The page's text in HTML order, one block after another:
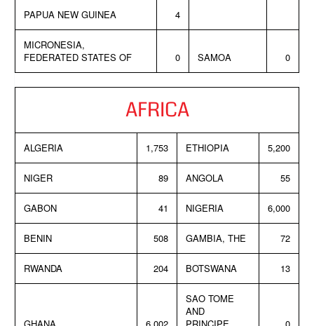
PAPUA NEW GUINEA 4
MICRONESIA,
FEDERATED STATES OF
0 SAMOA 0
AFRICA
ALGERIA 1,753 ETHIOPIA 5,200
NIGER 89 ANGOLA 55
GABON 41 NIGERIA 6,000
BENIN 508 GAMBIA, THE 72
RWANDA 204 BOTSWANA 13
GHANA 6,002
SAO TOME
AND
PRINCIPE
0